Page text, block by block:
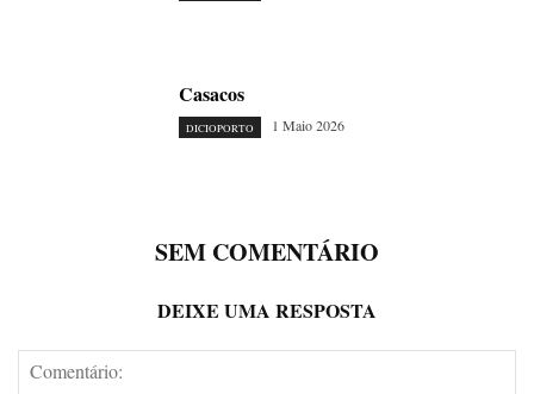
Casacos
DICIOPORTO 1 Maio 2026
SEM COMENTÁRIO
DEIXE UMA RESPOSTA